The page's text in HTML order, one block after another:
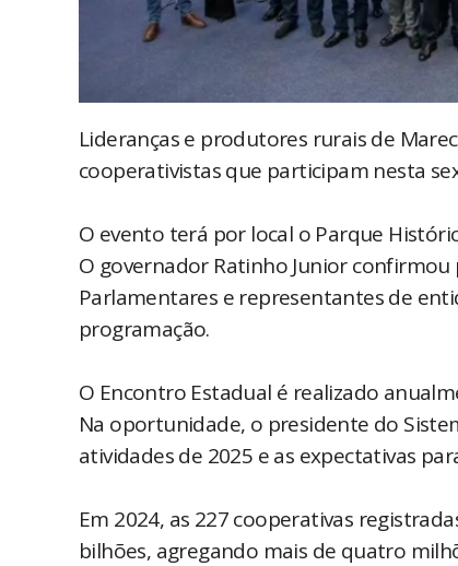
Lideranças e produtores rurais de
cooperativistas que participam nesta
O evento terá por local o Parque
O governador Ratinho Junior confirmou
Parlamentares e representantes de
programação.
O Encontro Estadual é realizado
Na oportunidade, o presidente do
atividades de 2025 e as expectativas
Em 2024, as 227 cooperativas
bilhões, agregando mais de quatro